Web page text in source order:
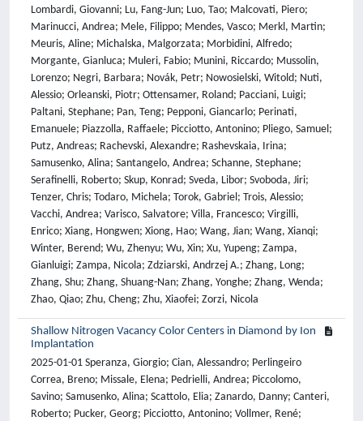
Lombardi, Giovanni; Lu, Fang-Jun; Luo, Tao; Malcovati, Piero;
Marinucci, Andrea; Mele, Filippo; Mendes, Vasco; Merkl, Martin;
Meuris, Aline; Michalska, Malgorzata; Morbidini, Alfredo;
Morgante, Gianluca; Muleri, Fabio; Munini, Riccardo; Mussolin,
Lorenzo; Negri, Barbara; Novák, Petr; Nowosielski, Witold; Nuti,
Alessio; Orleanski, Piotr; Ottensamer, Roland; Pacciani, Luigi;
Paltani, Stephane; Pan, Teng; Pepponi, Giancarlo; Perinati,
Emanuele; Piazzolla, Raffaele; Picciotto, Antonino; Pliego, Samuel;
Putz, Andreas; Rachevski, Alexandre; Rashevskaia, Irina;
Samusenko, Alina; Santangelo, Andrea; Schanne, Stephane;
Serafinelli, Roberto; Skup, Konrad; Sveda, Libor; Svoboda, Jiri;
Tenzer, Chris; Todaro, Michela; Torok, Gabriel; Trois, Alessio;
Vacchi, Andrea; Varisco, Salvatore; Villa, Francesco; Virgilli,
Enrico; Xiang, Hongwen; Xiong, Hao; Wang, Jian; Wang, Xianqi;
Winter, Berend; Wu, Zhenyu; Wu, Xin; Xu, Yupeng; Zampa,
Gianluigi; Zampa, Nicola; Zdziarski, Andrzej A.; Zhang, Long;
Zhang, Shu; Zhang, Shuang-Nan; Zhang, Yonghe; Zhang, Wenda;
Zhao, Qiao; Zhu, Cheng; Zhu, Xiaofei; Zorzi, Nicola
Shallow Nitrogen Vacancy Color Centers in Diamond by Ion
Implantation
2025-01-01 Speranza, Giorgio; Cian, Alessandro; Perlingeiro
Correa, Breno; Missale, Elena; Pedrielli, Andrea; Piccolomo,
Savino; Samusenko, Alina; Scattolo, Elia; Zanardo, Danny; Canteri,
Roberto; Pucker, Georg; Picciotto, Antonino; Vollmer, René;